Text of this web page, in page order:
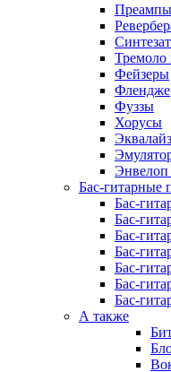
Преампы
Тремоло
Фейзеры
Фуззы
Хорусы
Бас-гитарные
Бас-
Бас-
Бас-
Бас-
Бас-
Бас-
Бас-
А также